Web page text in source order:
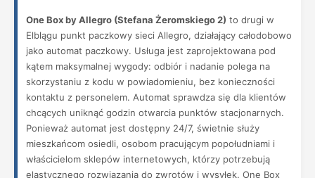
One Box by Allegro (Stefana Żeromskiego 2) to drugi w
Elblągu punkt paczkowy sieci Allegro, działający całodobowo
jako automat paczkowy. Usługa jest zaprojektowana pod
kątem maksymalnej wygody: odbiór i nadanie polega na
skorzystaniu z kodu w powiadomieniu, bez konieczności
kontaktu z personelem. Automat sprawdza się dla klientów
chcących uniknąć godzin otwarcia punktów stacjonarnych.
Ponieważ automat jest dostępny 24/7, świetnie służy
mieszkańcom osiedli, osobom pracującym popołudniami i
właścicielom sklepów internetowych, którzy potrzebują
elastycznego rozwiązania do zwrotów i wysyłek. One Box